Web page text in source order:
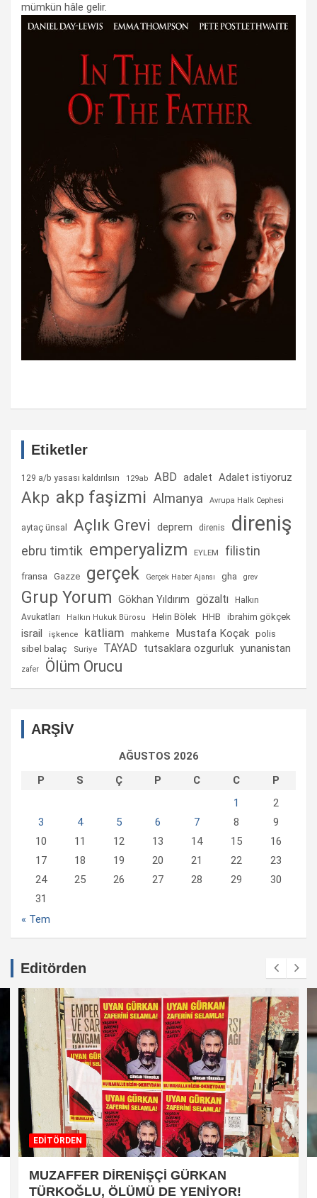
mümkün hâle gelir.
Etiketler
129 a/b yasası kaldırılsın 129ab ABD adalet Adalet istiyoruz
Akp akp faşizmi Almanya Avrupa Halk Cephesi
aytaç ünsal Açlık Grevi deprem direnis direniş
ebru timtik emperyalizm EYLEM filistin
fransa Gazze gerçek Gerçek Haber Ajansı gha grev
Grup Yorum Gökhan Yıldırım gözaltı
Halkın
Avukatları
Halkın Hukuk Bürosu Helin Bölek HHB ibrahim gökçek
israil işkence katliam mahkeme Mustafa Koçak polis
sibel balaç Suriye TAYAD tutsaklara ozgurluk yunanistan
zafer Ölüm Orucu
ARŞİV
AĞUSTOS 2026
P
S Ç P C C
P
1
2
3
4 5 6 7 8
9
10
11 12 13 14 15
16
17
18 19 20 21 22
23
24
25 26 27 28 29
30
31
« Tem
Editörden
EDİTÖRDEN
MUZAFFER DİRENİŞÇİ GÜRKAN
TÜRKOĞLU, ÖLÜMÜ DE YENİYOR!